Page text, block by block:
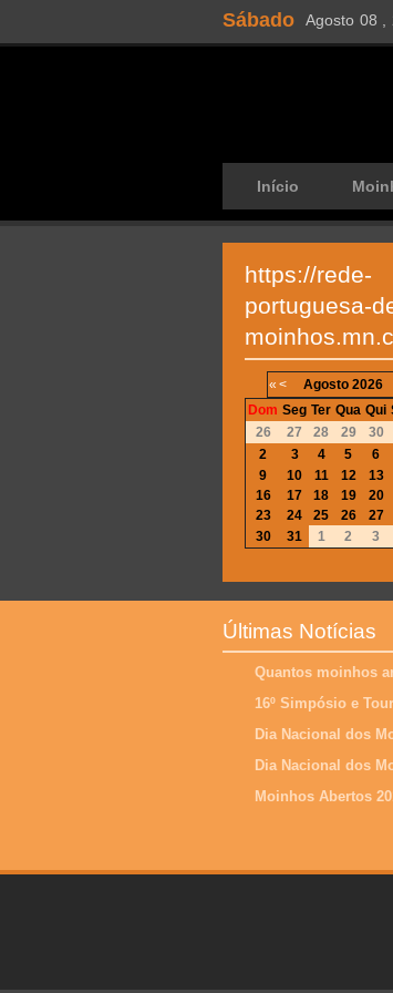
Sábado Agosto 08 ,
Início
https://rede-
portuguesa-
« < Agosto 2026
Dom Seg Ter Qua Qui
26
27 28 29 30
2
3 4 5 6
9
10 11 12 13
16
17 18 19 20
23
24 25 26 27
30
31 1 2 3
Últimas Notícias
Quantos moinhos
16º Simpósio e
Dia Nacional dos
Dia Nacional dos
Moinhos Abertos